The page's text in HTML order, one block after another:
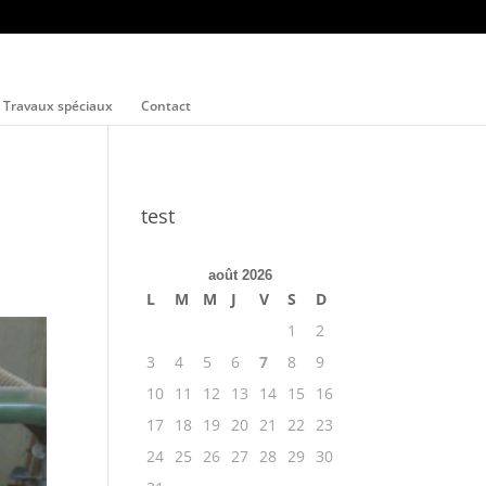
Travaux spéciaux Contact
test
août 2026
L M M J V S
D
1
2
3
4 5 6 7 8
9
10 11 12 13 14 15
16
17 18 19 20 21 22 23
24 25 26 27 28 29
30